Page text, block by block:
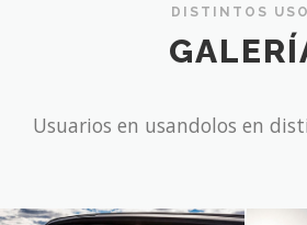
DISTINTOS
Usuarios en usandolos en